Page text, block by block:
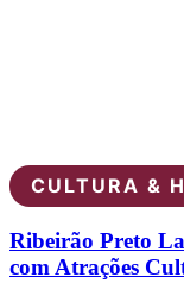
CULTURA &
Ribeirão Preto
com Atrações